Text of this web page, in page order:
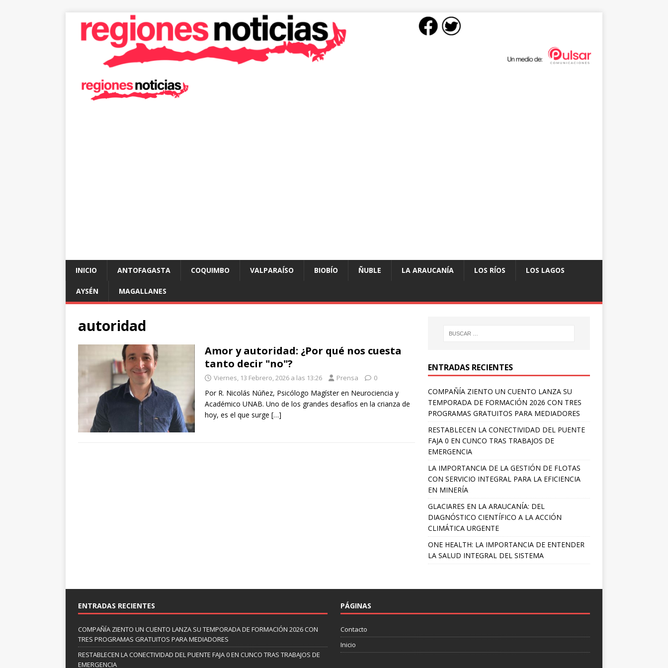
INICIO ANTOFAGASTA COQUIMBO VALPARAÍSO BIOBÍO ÑUBLE LA ARAUCANÍA LOS RÍOS LOS LAGOS
AYSÉN MAGALLANES
autoridad
Amor y autoridad: ¿Por qué nos cuesta
tanto decir "no"?
Viernes, 13 Febrero, 2026 a las 13:26 Prensa 0
Por R. Nicolás Núñez, Psicólogo Magíster en Neurociencia y
Académico UNAB. Uno de los grandes desafíos en la crianza de
hoy, es el que surge […]
ENTRADAS RECIENTES
COMPAÑÍA ZIENTO UN CUENTO LANZA SU
TEMPORADA DE FORMACIÓN 2026 CON TRES
PROGRAMAS GRATUITOS PARA MEDIADORES
RESTABLECEN LA CONECTIVIDAD DEL PUENTE
FAJA 0 EN CUNCO TRAS TRABAJOS DE
EMERGENCIA
LA IMPORTANCIA DE LA GESTIÓN DE FLOTAS
CON SERVICIO INTEGRAL PARA LA EFICIENCIA
EN MINERÍA
GLACIARES EN LA ARAUCANÍA: DEL
DIAGNÓSTICO CIENTÍFICO A LA ACCIÓN
CLIMÁTICA URGENTE
ONE HEALTH: LA IMPORTANCIA DE ENTENDER
LA SALUD INTEGRAL DEL SISTEMA
ENTRADAS RECIENTES
COMPAÑÍA ZIENTO UN CUENTO LANZA SU TEMPORADA DE FORMACIÓN 2026 CON
TRES PROGRAMAS GRATUITOS PARA MEDIADORES
RESTABLECEN LA CONECTIVIDAD DEL PUENTE FAJA 0 EN CUNCO TRAS TRABAJOS DE
EMERGENCIA
PÁGINAS
Contacto
Inicio